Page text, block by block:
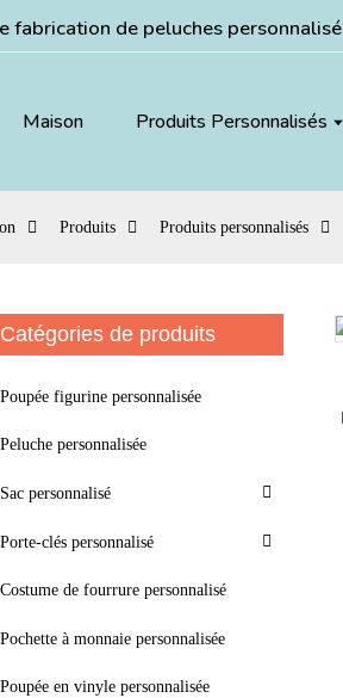
fabrication de peluches
Maison Produits Personnalisés
Produits Produits personnalisés
Catégories de produits
Poupée figurine personnalisée
Peluche personnalisée
Sac personnalisé
Porte-clés personnalisé
Costume de fourrure personnalisé
Pochette à monnaie personnalisée
Poupée en vinyle personnalisée
Loading...
Loading...